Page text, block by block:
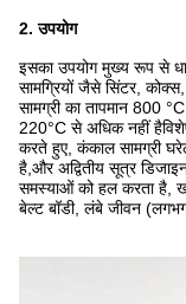
2. उपयोग
इसका उपयोग मुख्य रूप से धातु
सामग्रियों जैसे सिंटर,
सामग्री का तापमान 800
220°C से अधिक नहीं
करते हुए, कंकाल सामग्री
है,और अद्वितीय सूत्र
समस्याओं को हल करता
बेल्ट बॉडी, लंबे जीवन